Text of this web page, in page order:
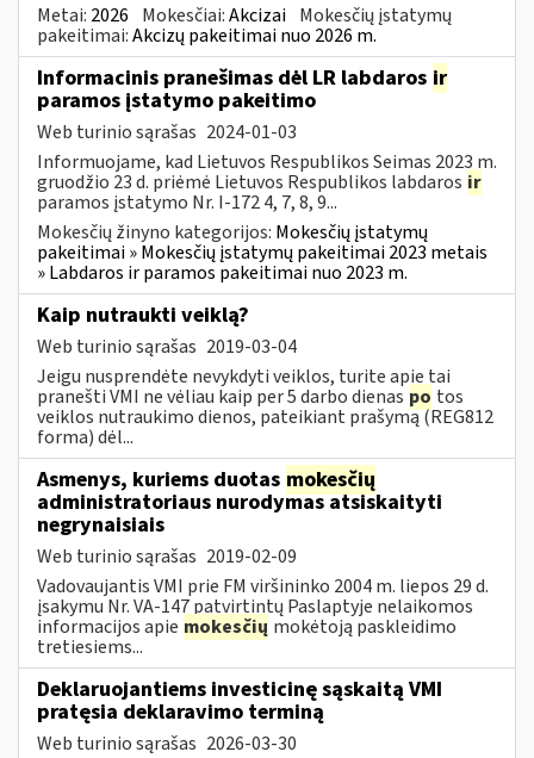
Metai: 2026 Mokesčiai:Akcizai Mokesčių įstatymų
pakeitimai:Akcizų pakeitimai nuo 2026 m.
Informacinis pranešimas dėl LR labdaros ir
paramos įstatymo pakeitimo
Web turinio sąrašas 2024-01-03
Informuojame, kad Lietuvos Respublikos Seimas 2023 m.
gruodžio 23 d. priėmė Lietuvos Respublikos labdaros ir
paramos įstatymo Nr. I-172 4, 7, 8, 9...
Mokesčių žinyno kategorijos: Mokesčių įstatymų
pakeitimai » Mokesčių įstatymų pakeitimai 2023 metais
» Labdaros ir paramos pakeitimai nuo 2023 m.
Kaip nutraukti veiklą?
Web turinio sąrašas 2019-03-04
Jeigu nusprendėte nevykdyti veiklos, turite apie tai
pranešti VMI ne vėliau kaip per 5 darbo dienas po tos
veiklos nutraukimo dienos, pateikiant prašymą (REG812
forma) dėl...
Asmenys, kuriems duotas mokesčių
administratoriaus nurodymas atsiskaityti
negrynaisiais
Web turinio sąrašas 2019-02-09
Vadovaujantis VMI prie FM viršininko 2004 m. liepos 29 d.
įsakymu Nr. VA-147 patvirtintų Paslaptyje nelaikomos
informacijos apie mokesčių mokėtoją paskleidimo
tretiesiems...
Deklaruojantiems investicinę sąskaitą VMI
pratęsia deklaravimo terminą
Web turinio sąrašas 2026-03-30